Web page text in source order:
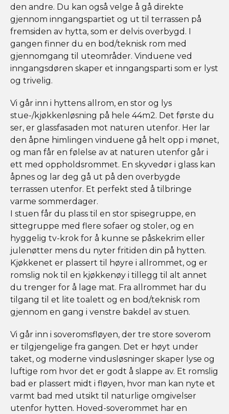
den andre. Du kan også velge å gå direkte
gjennom inngangspartiet og ut til terrassen på
fremsiden av hytta, som er delvis overbygd. I
gangen finner du en bod/teknisk rom med
gjennomgang til uteområder. Vinduene ved
inngangsdøren skaper et inngangsparti som er lyst
og trivelig.
Vi går inn i hyttens allrom, en stor og lys
stue-/kjøkkenløsning på hele 44m2. Det første du
ser, er glassfasaden mot naturen utenfor. Her lar
den åpne himlingen vinduene gå helt opp i mønet,
og man får en følelse av at naturen utenfor går i
ett med oppholdsrommet. En skyvedør i glass kan
åpnes og lar deg gå ut på den overbygde
terrassen utenfor. Et perfekt sted å tilbringe
varme sommerdager.
I stuen får du plass til en stor spisegruppe, en
sittegruppe med flere sofaer og stoler, og en
hyggelig tv-krok for å kunne se påskekrim eller
julenøtter mens du nyter fritiden din på hytten.
Kjøkkenet er plassert til høyre i allrommet, og er
romslig nok til en kjøkkenøy i tillegg til alt annet
du trenger for å lage mat. Fra allrommet har du
tilgang til et lite toalett og en bod/teknisk rom
gjennom en gang i venstre bakdel av stuen.
Vi går inn i soveromsfløyen, der tre store soverom
er tilgjengelige fra gangen. Det er høyt under
taket, og moderne vindusløsninger skaper lyse og
luftige rom hvor det er godt å slappe av. Et romslig
bad er plassert midt i fløyen, hvor man kan nyte et
varmt bad med utsikt til naturlige omgivelser
utenfor hytten. Hoved-soverommet har en